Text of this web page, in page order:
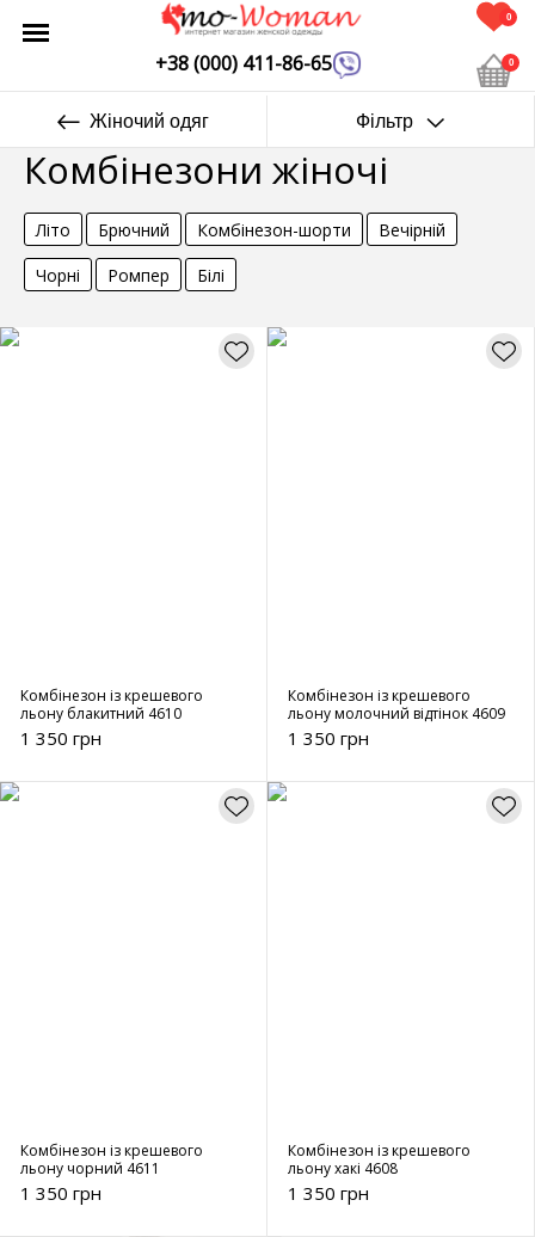
+38 (000) 411-86-65
0
0
Жіночий одяг Фільтр
Комбінезони жіночі
Літо Брючний Комбінезон-шорти
Вечірній
Чорні
Ромпер Білі
Комбінезон із крешевого
льону блакитний 4610
1 350 грн
Комбінезон із крешевого
льону молочний відтінок 4609
1 350 грн
Комбінезон із крешевого
льону чорний 4611
1 350 грн
Комбінезон із крешевого
льону хакі 4608
1 350 грн